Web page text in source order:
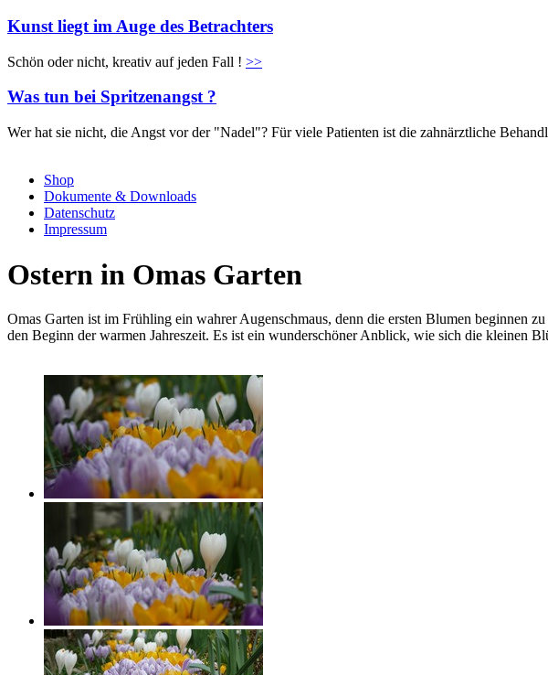
Kunst liegt im Auge des Betrachters
Schön oder nicht, kreativ auf jeden Fall ! >>
Was tun bei Spritzenangst ?
Wer hat sie nicht, die Angst vor der "Nadel"? Für viele Patienten ist die zahnärztliche
Shop
Dokumente & Downloads
Datenschutz
Impressum
Ostern in Omas Garten
Omas Garten ist im Frühling ein wahrer Augenschmaus, denn die ersten Blumen beginnen
den Beginn der warmen Jahreszeit. Es ist ein wunderschöner Anblick, wie sich die kleinen